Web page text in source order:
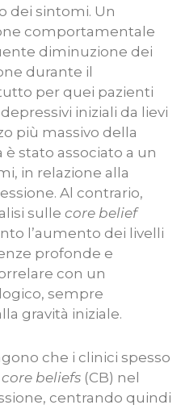
dei sintomi. Un
comportamentale
diminuzione dei
durante il
per quei pazienti
iniziali da lievi
più massivo della
stato associato a un
in relazione alla
Al contrario,
sulle core belief
l’aumento dei livelli
profonde e
con un
sempre
gravità iniziale.
che i clinici spesso
core beliefs (CB) nel
centrando quindi